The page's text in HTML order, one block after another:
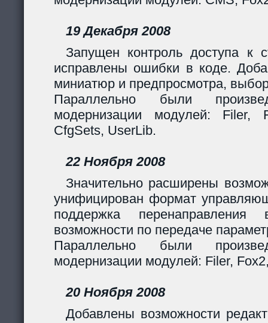
19 Декабря 2008
Запущен контроль доступа к
исправлены ошибки в коде.
миниатюр и предпросмотра,
Параллельно были
модернизации модулей: Filer,
CfgSets, UserLib.
22 Ноября 2008
Значительно расширены
унифицирован формат
поддержка
возможности по передаче
Параллельно были
модернизации модулей: Filer,
20 Ноября 2008
Добавлены возможности